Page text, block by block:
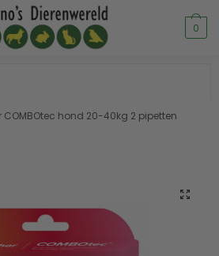
0
COMBOtec hond 20-40kg 2 pipetten